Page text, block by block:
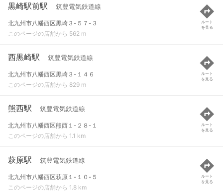
黒崎駅前駅 筑豊電気鉄道線
北九州市八幡西区黒崎３-５７-３
このページの店舗から 562 m
ルート
を見る
西黒崎駅 筑豊電気鉄道線
北九州市八幡西区黒崎３-１４６
このページの店舗から 829 m
ルート
を見る
熊西駅 筑豊電気鉄道線
北九州市八幡西区熊西１-２８-１
このページの店舗から 1.1 km
ルート
を見る
萩原駅 筑豊電気鉄道線
北九州市八幡西区萩原１-１０-５
このページの店舗から 1.8 km
ルート
を見る